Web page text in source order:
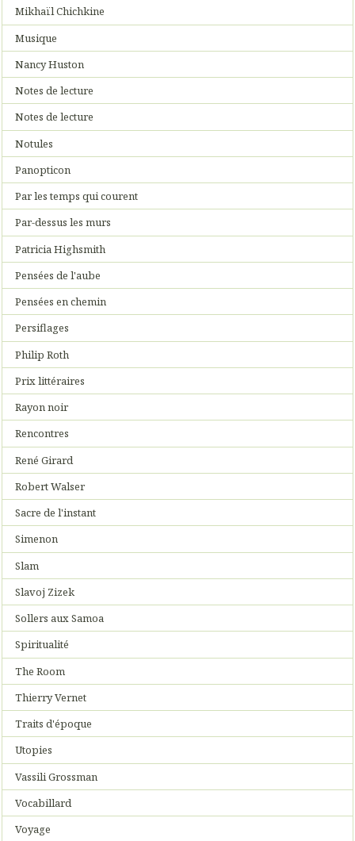
Mikhaïl Chichkine
Musique
Nancy Huston
Notes de lecture
Notes de lecture
Notules
Panopticon
Par les temps qui courent
Par-dessus les murs
Patricia Highsmith
Pensées de l'aube
Pensées en chemin
Persiflages
Philip Roth
Prix littéraires
Rayon noir
Rencontres
René Girard
Robert Walser
Sacre de l'instant
Simenon
Slam
Slavoj Zizek
Sollers aux Samoa
Spiritualité
The Room
Thierry Vernet
Traits d'époque
Utopies
Vassili Grossman
Vocabillard
Voyage